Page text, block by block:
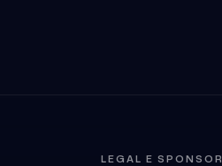
LEGAL E SPONSOR